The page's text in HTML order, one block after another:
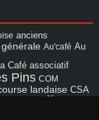
anciens
Au'café Au
Café associatif
Pins COM
landaise CSA
fêtes